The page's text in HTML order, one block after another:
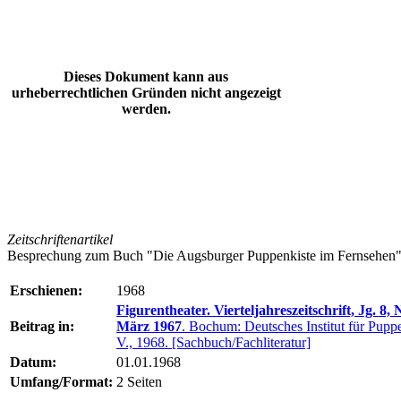
Dieses Dokument kann aus
urheberrechtlichen Gründen nicht angezeigt
werden.
Zeitschriftenartikel
Besprechung zum Buch "Die Augsburger Puppenkiste im Fernsehen"
Erschienen: 1968
Beitrag in:
Figurentheater. Vierteljahreszeitschrift, Jg. 8,
März 1967. Bochum: Deutsches Institut für
V., 1968. [Sachbuch/Fachliteratur]
Datum:
01.01.1968
Umfang/Format: 2 Seiten